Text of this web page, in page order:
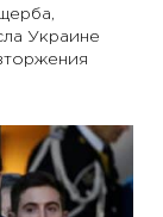
Украине